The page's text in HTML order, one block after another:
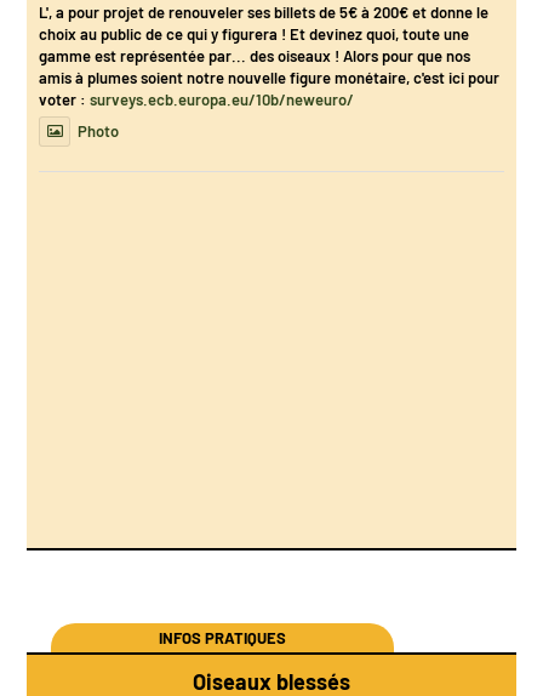
L', a pour projet de renouveler ses billets de 5€ à 200€ et donne le
choix au public de ce qui y figurera ! Et devinez quoi, toute une
gamme est représentée par... des oiseaux ! Alors pour que nos
amis à plumes soient notre nouvelle figure monétaire, c'est ici pour
voter :surveys.ecb.europa.eu/10b/neweuro/
Photo
INFOS PRATIQUES
Oiseaux blessés